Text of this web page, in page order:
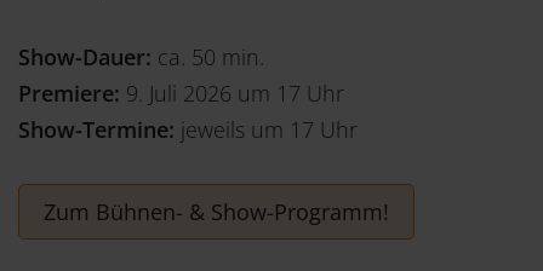
Show-Dauer: ca. 50 min.
Premiere: 9. Juli 2026 um 17 Uhr
Show-Termine: jeweils um 17 Uhr
Zum Bühnen- & Show-Programm!